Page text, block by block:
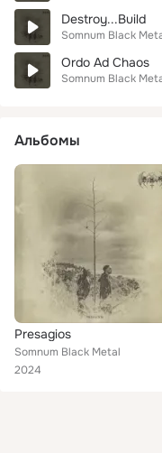
Destroy...Build
Somnum Black
Ordo Ad Chaos
Somnum Black
Альбомы
Presagios
Somnum Black Metal
2024